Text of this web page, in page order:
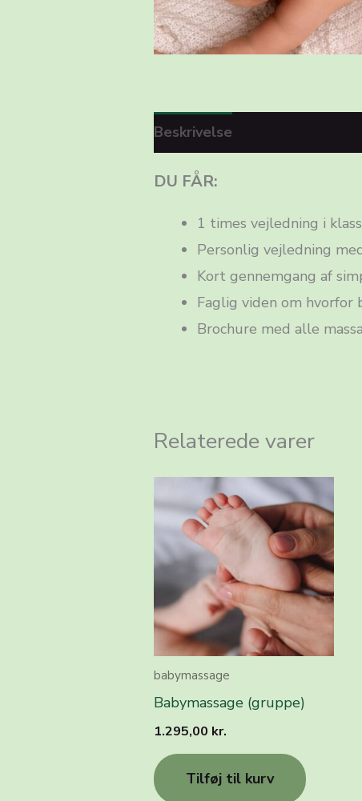
Beskrivelse
DU FÅR:
1 times vejledning i
Personlig vejledning
Kort gennemgang af
Faglig viden om hvorfor
Brochure med alle
Relaterede varer
babymassage
Babymassage (gruppe)
1.295,00 kr.
Tilføj til kurv